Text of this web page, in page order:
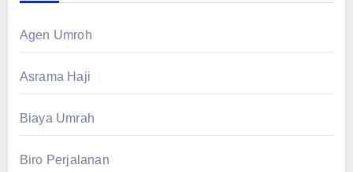
Agen Umroh
Asrama Haji
Biaya Umrah
Biro Perjalanan